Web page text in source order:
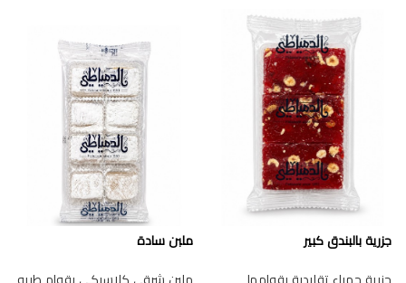
جزرية بالبندق كبير
جزرية حمراء تقليدية بقوامها
ملبن سادة
ملبن شرقي كلاسيكي بقوام طريو